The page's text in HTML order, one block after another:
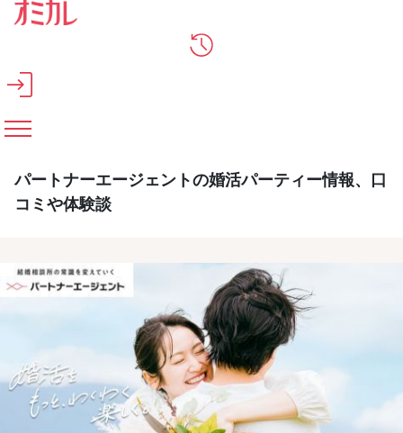
メインコンテンツへスキップ
パートナーエージェントの婚活パーティー情報、口
コミや体験談